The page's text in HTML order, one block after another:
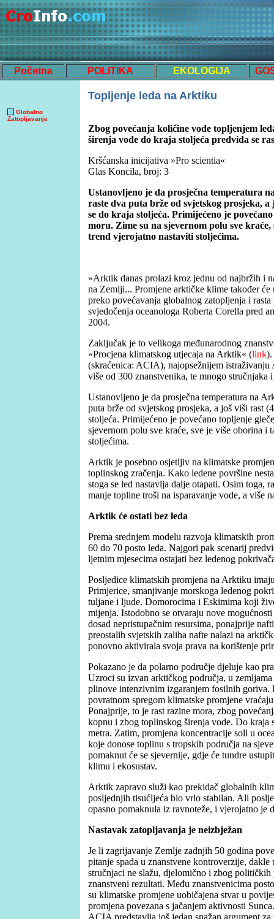
Početna POLITIKA EKOLOGIJA
Globalno
Zatopljavanje
Topljenje leda na Arktiku
Zbog povećanja količine vode topljenjem
širenja vode do kraja stoljeća predviđa se
Kršćanska inicijativa »Pro scientia«
Glas Koncila, broj: 3
Ustanovljeno je da prosječna temperatura
raste dva puta brže od svjetskog prosjeka,
se do kraja stoljeća. Primijećeno je
moru. Zime su na sjevernom polu sve kraće,
trend vjerojatno nastaviti stoljećima.
»Arktik danas prolazi kroz jednu od najbržih i
na Zemlji... Promjene arktičke klime također
preko povećavanja globalnog zatopljenja i
svjedočenja oceanologa Roberta Corella pred
2004.
Zaključak je to velikoga međunarodnog
»Procjena klimatskog utjecaja na Arktik« (link).
(skraćenica: ACIA), najopsežnijem istraživanju
više od 300 znanstvenika, te mnogo stručnjaka
Ustanovljeno je da prosječna temperatura na
puta brže od svjetskog prosjeka, a još viši rast
stoljeća. Primijećeno je povećano topljenje
sjevernom polu sve kraće, sve je više oborina i
stoljećima.
Arktik je posebno osjetljiv na klimatske
toplinskog zračenja. Kako ledene površine
stoga se led nastavlja dalje otapati. Osim toga,
manje topline troši na isparavanje vode, a više
Arktik će ostati bez leda
Prema srednjem modelu razvoja klimatskih
60 do 70 posto leda. Najgori pak scenarij
ljetnim mjesecima ostajati bez ledenog
Posljedice klimatskih promjena na Arktiku
Primjerice, smanjivanje morskoga ledenog
tuljane i ljude. Domorocima i Eskimima koji
mijenja. Istodobno se otvaraju nove
dosad nepristupačnim resursima, ponajprije
preostalih svjetskih zaliha nafte nalazi na
ponovno aktivirala svoja prava na korištenje
Pokazano je da polarno područje djeluje kao
Uzroci su izvan arktičkog područja, u
plinove intenzivnim izgaranjem fosilnih goriva.
povratnom spregom klimatske promjene
Ponajprije, to je rast razine mora, zbog
kopnu i zbog toplinskog širenja vode. Do kraja
metra. Zatim, promjena koncentracije soli u
koje donose toplinu s tropskih područja na
pomaknut će se sjevernije, gdje će tundre
klimu i ekosustav.
Arktik zapravo služi kao prekidač globalnih
posljednjih tisućljeća bio vrlo stabilan. Ali
opasno pomaknula iz ravnoteže, i vjerojatno je
Nastavak zatopljavanja je neizbježan
Je li zagrijavanje Zemlje zadnjih 50 godina
pitanje spada u znanstvene kontroverzije,
stručnjaci ne slažu, djelomično i zbog političkih
znanstveni rezultati. Među znanstvenicima
su klimatske promjene uobičajena stvar u
promjena povezana s jačanjem aktivnosti
ACIA predstavlja još jedan snažan argument